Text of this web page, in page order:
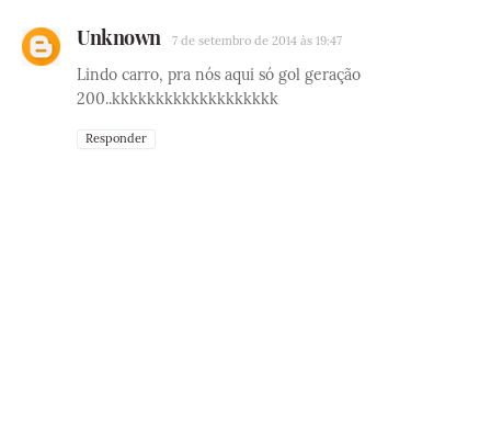
Unknown 7 de setembro de 2014 às 19:47
Lindo carro, pra nós aqui só gol geração
200..kkkkkkkkkkkkkkkkkkk
Responder